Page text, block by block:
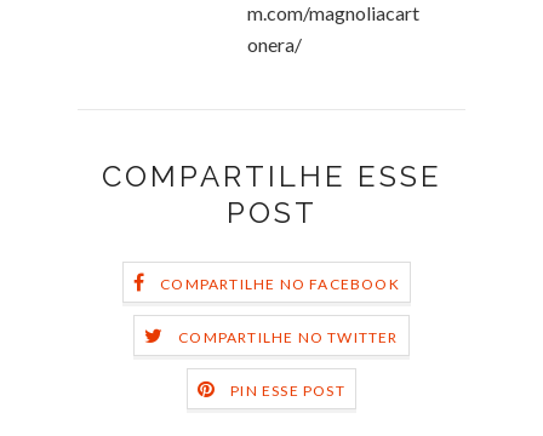
m.com/magnoliacart
onera/
COMPARTILHE ESSE
POST
COMPARTILHE NO FACEBOOK
COMPARTILHE NO TWITTER
PIN ESSE POST